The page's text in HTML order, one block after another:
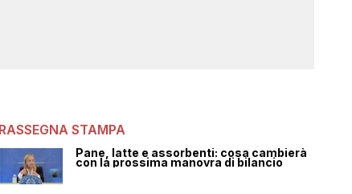
RASSEGNA STAMPA
Pane, latte e assorbenti: cosa cambierà
con la prossima manovra di bilancio